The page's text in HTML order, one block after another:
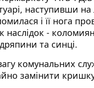
наступивши
і її нога
наслідок -
та синці.
комунальних
замінити